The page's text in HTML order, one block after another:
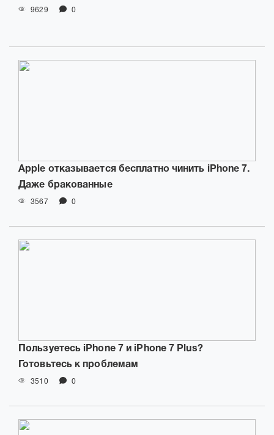
9629 0
Apple отказывается бесплатно чинить iPhone 7.
Даже бракованные
3567 0
Пользуетесь iPhone 7 и iPhone 7 Plus?
Готовьтесь к проблемам
3510 0